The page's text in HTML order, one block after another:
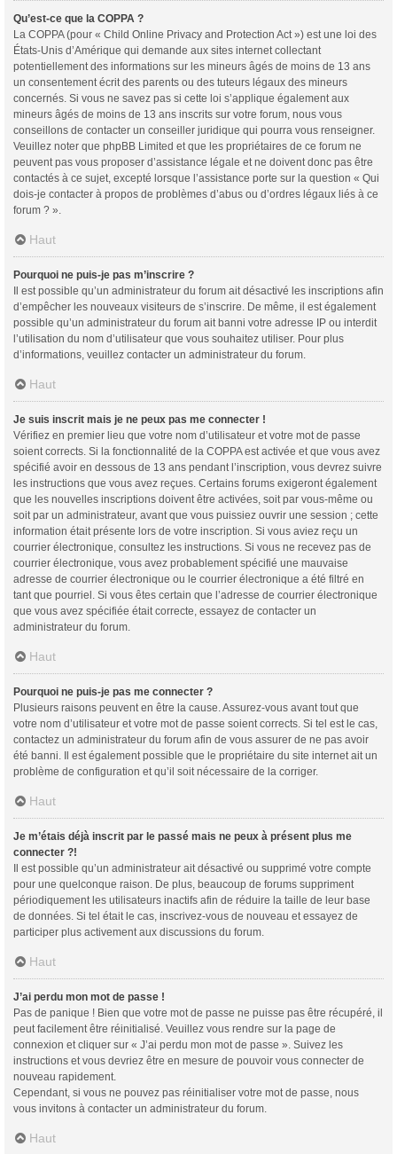
Qu’est-ce que la COPPA ?
La COPPA (pour « Child Online Privacy and Protection Act ») est une loi des
États-Unis d’Amérique qui demande aux sites internet collectant
potentiellement des informations sur les mineurs âgés de moins de 13 ans
un consentement écrit des parents ou des tuteurs légaux des mineurs
concernés. Si vous ne savez pas si cette loi s’applique également aux
mineurs âgés de moins de 13 ans inscrits sur votre forum, nous vous
conseillons de contacter un conseiller juridique qui pourra vous renseigner.
Veuillez noter que phpBB Limited et que les propriétaires de ce forum ne
peuvent pas vous proposer d’assistance légale et ne doivent donc pas être
contactés à ce sujet, excepté lorsque l’assistance porte sur la question « Qui
dois-je contacter à propos de problèmes d’abus ou d’ordres légaux liés à ce
forum ? ».
Haut
Pourquoi ne puis-je pas m’inscrire ?
Il est possible qu’un administrateur du forum ait désactivé les inscriptions afin
d’empêcher les nouveaux visiteurs de s’inscrire. De même, il est également
possible qu’un administrateur du forum ait banni votre adresse IP ou interdit
l’utilisation du nom d’utilisateur que vous souhaitez utiliser. Pour plus
d’informations, veuillez contacter un administrateur du forum.
Haut
Je suis inscrit mais je ne peux pas me connecter !
Vérifiez en premier lieu que votre nom d’utilisateur et votre mot de passe
soient corrects. Si la fonctionnalité de la COPPA est activée et que vous avez
spécifié avoir en dessous de 13 ans pendant l’inscription, vous devrez suivre
les instructions que vous avez reçues. Certains forums exigeront également
que les nouvelles inscriptions doivent être activées, soit par vous-même ou
soit par un administrateur, avant que vous puissiez ouvrir une session ; cette
information était présente lors de votre inscription. Si vous aviez reçu un
courrier électronique, consultez les instructions. Si vous ne recevez pas de
courrier électronique, vous avez probablement spécifié une mauvaise
adresse de courrier électronique ou le courrier électronique a été filtré en
tant que pourriel. Si vous êtes certain que l’adresse de courrier électronique
que vous avez spécifiée était correcte, essayez de contacter un
administrateur du forum.
Haut
Pourquoi ne puis-je pas me connecter ?
Plusieurs raisons peuvent en être la cause. Assurez-vous avant tout que
votre nom d’utilisateur et votre mot de passe soient corrects. Si tel est le cas,
contactez un administrateur du forum afin de vous assurer de ne pas avoir
été banni. Il est également possible que le propriétaire du site internet ait un
problème de configuration et qu’il soit nécessaire de la corriger.
Haut
Je m’étais déjà inscrit par le passé mais ne peux à présent plus me
connecter ?!
Il est possible qu’un administrateur ait désactivé ou supprimé votre compte
pour une quelconque raison. De plus, beaucoup de forums suppriment
périodiquement les utilisateurs inactifs afin de réduire la taille de leur base
de données. Si tel était le cas, inscrivez-vous de nouveau et essayez de
participer plus activement aux discussions du forum.
Haut
J’ai perdu mon mot de passe !
Pas de panique ! Bien que votre mot de passe ne puisse pas être récupéré, il
peut facilement être réinitialisé. Veuillez vous rendre sur la page de
connexion et cliquer sur « J’ai perdu mon mot de passe ». Suivez les
instructions et vous devriez être en mesure de pouvoir vous connecter de
nouveau rapidement.
Cependant, si vous ne pouvez pas réinitialiser votre mot de passe, nous
vous invitons à contacter un administrateur du forum.
Haut